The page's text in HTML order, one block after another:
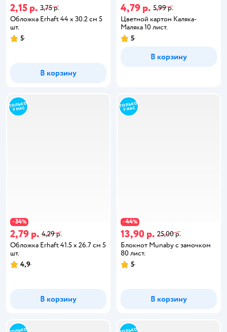
2,15 р. 3,75 р.
Обложка Erhaft 44 x 30.2 см 5
шт.
5
В корзину
4,79 р. 5,99 р.
Цветной картон Каляка-
Маляка 10 лист.
5
В корзину
−34%
2,79 р. 4,29 р.
Обложка Erhaft 41.5 x 26.7 см 5
шт.
4,9
В корзину
−44%
13,90 р. 25,00 р.
Блокнот Munaby с замочком
80 лист.
5
В корзину